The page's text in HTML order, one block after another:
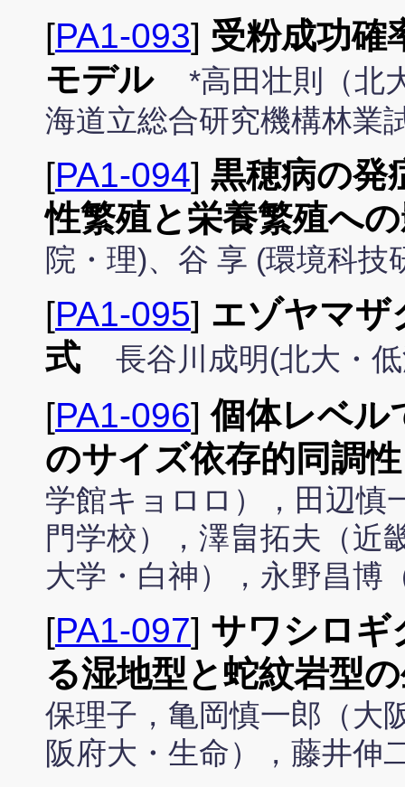
[PA1-093] 受粉成功確
モデル
*高田壮則（北
海道立総合研究機構林業
[PA1-094] 黒穂病の発
性繁殖と栄養繁殖へ
院・理)、谷 享 (環境科
[PA1-095] エゾヤマザ
式
長谷川成明(北大・
[PA1-096]個体レベル
のサイズ依存的同調性
学館キョロロ），田辺慎
門学校），澤畠拓夫（近
大学・白神），永野昌博
[PA1-097] サワシロギ
る湿地型と蛇紋岩型
保理子，亀岡慎一郎（大
阪府大・生命），藤井伸